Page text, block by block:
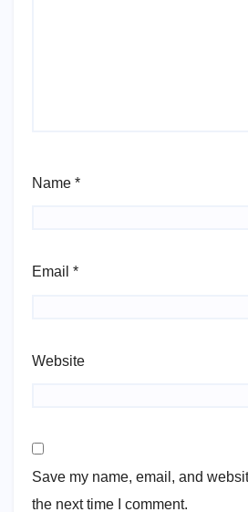
Name *
Email *
Website
Save my name, email, and
the next time I comment.